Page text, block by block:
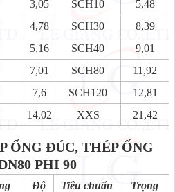
3,05 SCH10
5,48
4,78 SCH30
8,39
5,16 SCH40
9,01
7,01 SCH80
11,92
7,6 SCH120
12,81
14,02 XXS 21,42
ỐNG ĐÚC, THÉP ỐNG
PHI 90
Độ
Tiêu chuẩn
Trọng